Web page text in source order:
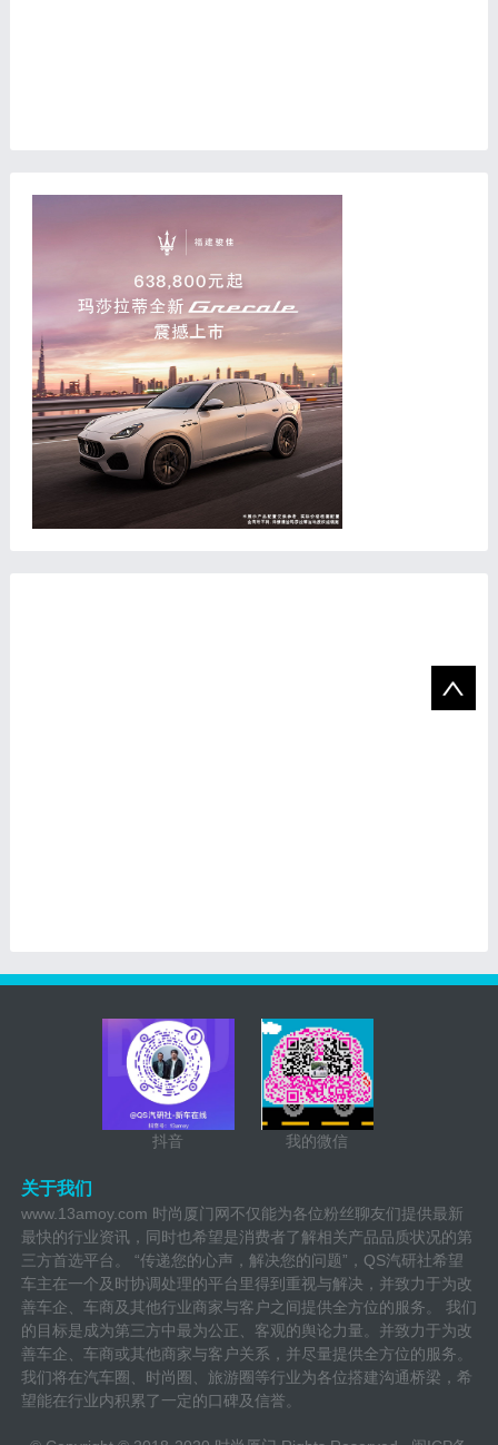
抖音 我的微信
关于我们
www.13amoy.com 时尚厦门网不仅能为各位粉丝聊友们提供最新
最快的行业资讯，同时也希望是消费者了解相关产品品质状况的第
三方首选平台。 “传递您的心声，解决您的问题”，QS汽研社希望
车主在一个及时协调处理的平台里得到重视与解决，并致力于为改
善车企、车商及其他行业商家与客户之间提供全方位的服务。 我们
的目标是成为第三方中最为公正、客观的舆论力量。并致力于为改
善车企、车商或其他商家与客户关系，并尽量提供全方位的服务。
我们将在汽车圈、时尚圈、旅游圈等行业为各位搭建沟通桥梁，希
望能在行业内积累了一定的口碑及信誉。